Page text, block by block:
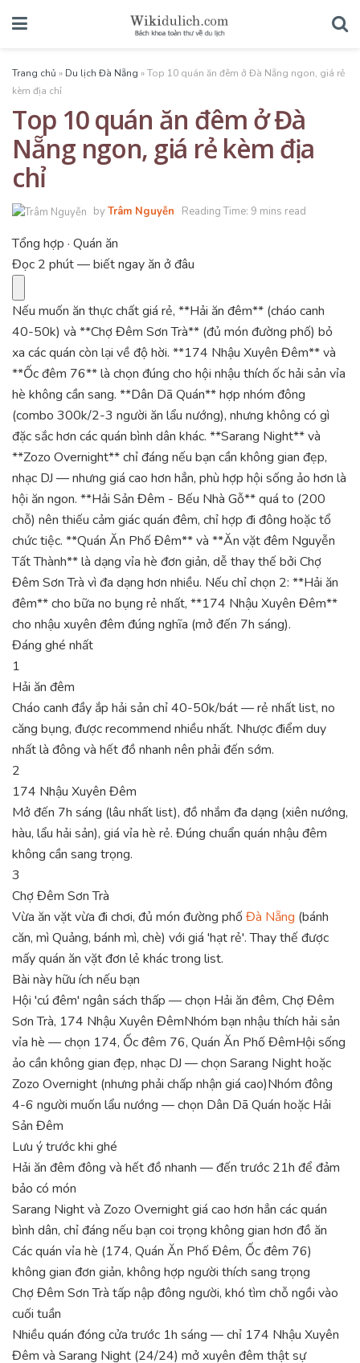
Trang chủ » Du lịch Đà Nẵng »Top 10 quán ăn đêm ở Đà Nẵng ngon, giá rẻ
kèm địa chỉ
Top 10 quán ăn đêm ở Đà
Nẵng ngon, giá rẻ kèm địa
chỉ
byTrâm Nguyễn Reading Time: 9 mins read
Tổng hợp · Quán ăn
Đọc 2 phút — biết ngay ăn ở đâu
Nếu muốn ăn thực chất giá rẻ, **Hải ăn đêm** (cháo canh
40-50k) và **Chợ Đêm Sơn Trà** (đủ món đường phố) bỏ
xa các quán còn lại về độ hời. **174 Nhậu Xuyên Đêm** và
**Ốc đêm 76** là chọn đúng cho hội nhậu thích ốc hải sản vỉa
hè không cần sang. **Dân Dã Quán** hợp nhóm đông
(combo 300k/2-3 người ăn lẩu nướng), nhưng không có gì
đặc sắc hơn các quán bình dân khác. **Sarang Night** và
**Zozo Overnight** chỉ đáng nếu bạn cần không gian đẹp,
nhạc DJ — nhưng giá cao hơn hẳn, phù hợp hội sống ảo hơn là
hội ăn ngon. **Hải Sản Đêm - Bếu Nhà Gỗ** quá to (200
chỗ) nên thiếu cảm giác quán đêm, chỉ hợp đi đông hoặc tổ
chức tiệc. **Quán Ăn Phố Đêm** và **Ăn vặt đêm Nguyễn
Tất Thành** là dạng vỉa hè đơn giản, dễ thay thế bởi Chợ
Đêm Sơn Trà vì đa dạng hơn nhiều. Nếu chỉ chọn 2: **Hải ăn
đêm** cho bữa no bụng rẻ nhất, **174 Nhậu Xuyên Đêm**
cho nhậu xuyên đêm đúng nghĩa (mở đến 7h sáng).
Đáng ghé nhất
1
Hải ăn đêm
Cháo canh đầy ắp hải sản chỉ 40-50k/bát — rẻ nhất list, no
căng bụng, được recommend nhiều nhất. Nhược điểm duy
nhất là đông và hết đồ nhanh nên phải đến sớm.
2
174 Nhậu Xuyên Đêm
Mở đến 7h sáng (lâu nhất list), đồ nhắm đa dạng (xiên nướng,
hàu, lẩu hải sản), giá vỉa hè rẻ. Đúng chuẩn quán nhậu đêm
không cần sang trọng.
3
Chợ Đêm Sơn Trà
Vừa ăn vặt vừa đi chơi, đủ món đường phốĐà Nẵng (bánh
căn, mì Quảng, bánh mì, chè) với giá 'hạt rẻ'. Thay thế được
mấy quán ăn vặt đơn lẻ khác trong list.
Bài này hữu ích nếu bạn
Hội 'cú đêm' ngân sách thấp — chọn Hải ăn đêm, Chợ Đêm
Sơn Trà, 174 Nhậu Xuyên ĐêmNhóm bạn nhậu thích hải sản
vỉa hè — chọn 174, Ốc đêm 76, Quán Ăn Phố ĐêmHội sống
ảo cần không gian đẹp, nhạc DJ — chọn Sarang Night hoặc
Zozo Overnight (nhưng phải chấp nhận giá cao)Nhóm đông
4-6 người muốn lẩu nướng — chọn Dân Dã Quán hoặc Hải
Sản Đêm
Lưu ý trước khi ghé
Hải ăn đêm đông và hết đồ nhanh — đến trước 21h để đảm
bảo có món
Sarang Night và Zozo Overnight giá cao hơn hẳn các quán
bình dân, chỉ đáng nếu bạn coi trọng không gian hơn đồ ăn
Các quán vỉa hè (174, Quán Ăn Phố Đêm, Ốc đêm 76)
không gian đơn giản, không hợp người thích sang trọng
Chợ Đêm Sơn Trà tấp nập đông người, khó tìm chỗ ngồi vào
cuối tuần
Nhiều quán đóng cửa trước 1h sáng — chỉ 174 Nhậu Xuyên
Đêm và Sarang Night (24/24) mở xuyên đêm thật sự